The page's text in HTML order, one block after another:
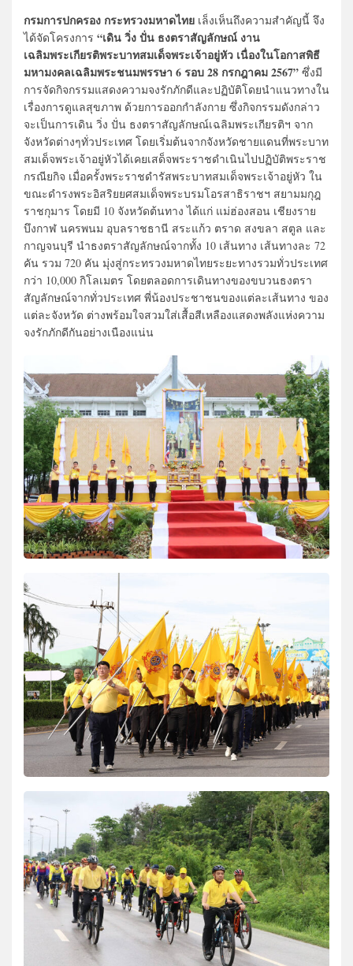
กรมการปกครอง กระทรวงมหาดไทย เล็งเห็นถึงความสำคัญนี้ จึง
ได้จัดโครงการ “เดิน วิ่ง ปั่น ธงตราสัญลักษณ์ งาน
เฉลิมพระเกียรติพระบาทสมเด็จพระเจ้าอยู่หัว เนื่องในโอกาสพิธี
มหามงคลเฉลิมพระชนมพรรษา 6 รอบ 28 กรกฎาคม 2567” ซึ่งมี
การจัดกิจกรรมแสดงความจงรักภักดีและปฏิบัติโดยนำแนวทางใน
เรื่องการดูแลสุขภาพ ด้วยการออกกำลังกาย ซึ่งกิจกรรมดังกล่าว
จะเป็นการเดิน วิ่ง ปั่น ธงตราสัญลักษณ์เฉลิมพระเกียรติฯ จาก
จังหวัดต่างๆทั่วประเทศ โดยเริ่มต้นจากจังหวัดชายแดนที่พระบาท
สมเด็จพระเจ้าอยู่หัวได้เคยเสด็จพระราชดำเนินไปปฏิบัติพระราช
กรณียกิจ เมื่อครั้งพระราชดำรัสพระบาทสมเด็จพระเจ้าอยู่หัว ใน
ขณะดำรงพระอิสริยยศสมเด็จพระบรมโอรสาธิราชฯ สยามมกุฎ
ราชกุมาร โดยมี 10 จังหวัดต้นทาง ได้แก่ แม่ฮ่องสอน เชียงราย
บึงกาฬ นครพนม อุบลราชธานี สระแก้ว ตราด สงขลา สตูล และ
กาญจนบุรี นำธงตราสัญลักษณ์จากทั้ง 10 เส้นทาง เส้นทางละ 72
คัน รวม 720 คัน มุ่งสู่กระทรวงมหาดไทยระยะทางรวมทั่วประเทศ
กว่า 10,000 กิโลเมตร โดยตลอดการเดินทางของขบวนธงตรา
สัญลักษณ์จากทั่วประเทศ พี่น้องประชาชนของแต่ละเส้นทาง ของ
แต่ละจังหวัด ต่างพร้อมใจสวมใส่เสื้อสีเหลืองแสดงพลังแห่งความ
จงรักภักดีกันอย่างเนืองแน่น